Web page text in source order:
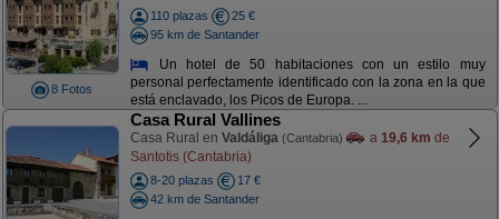
8 Fotos
110 plazas
25 €
95 km de Santander
Un hotel de 50 habitaciones con un estilo muy
personal perfectamente identificado con la zona en la que
está enclavado, los Picos de Europa. ...
Casa Rural Vallines
Casa Rural en Valdáliga (Cantabria) a 19,6 km de
Santotis (Cantabria)
8-20 plazas
17 €
42 km de Santander